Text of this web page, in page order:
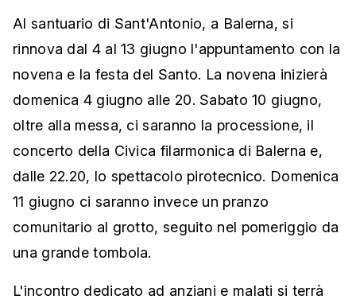
Al santuario di Sant'Antonio, a Balerna, si
rinnova dal 4 al 13 giugno l'appuntamento con la
novena e la festa del Santo. La novena inizierà
domenica 4 giugno alle 20. Sabato 10 giugno,
oltre alla messa, ci saranno la processione, il
concerto della Civica filarmonica di Balerna e,
dalle 22.20, lo spettacolo pirotecnico. Domenica
11 giugno ci saranno invece un pranzo
comunitario al grotto, seguito nel pomeriggio da
una grande tombola.
L'incontro dedicato ad anziani e malati si terrà